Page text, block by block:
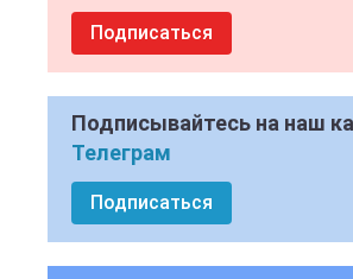
Подписаться
Подписывайтесь на наш
Телеграм
Подписаться